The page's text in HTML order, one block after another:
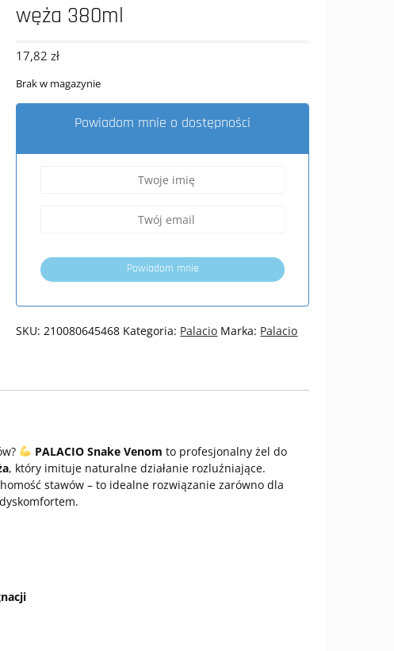
węża 380ml
17,82zł
Brak w magazynie
Powiadom mnie o dostępności
Powiadom mnie
SKU:210080645468 Kategoria: Palacio Marka: Palacio
PALACIO Snake Venom to profesjonalny żel do
, który imituje naturalne działanie rozluźniające.
stawów – to idealne rozwiązanie zarówno dla